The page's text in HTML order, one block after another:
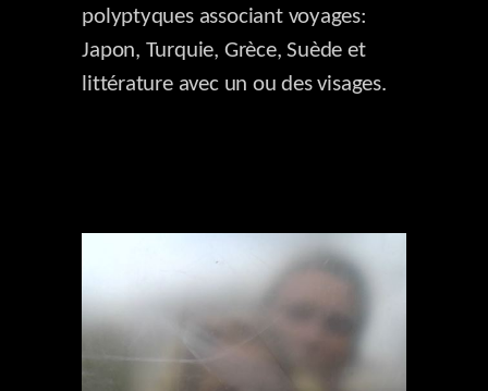
polyptyques associant voyages:
Japon, Turquie, Grèce, Suède et
littérature avec un ou des visages.